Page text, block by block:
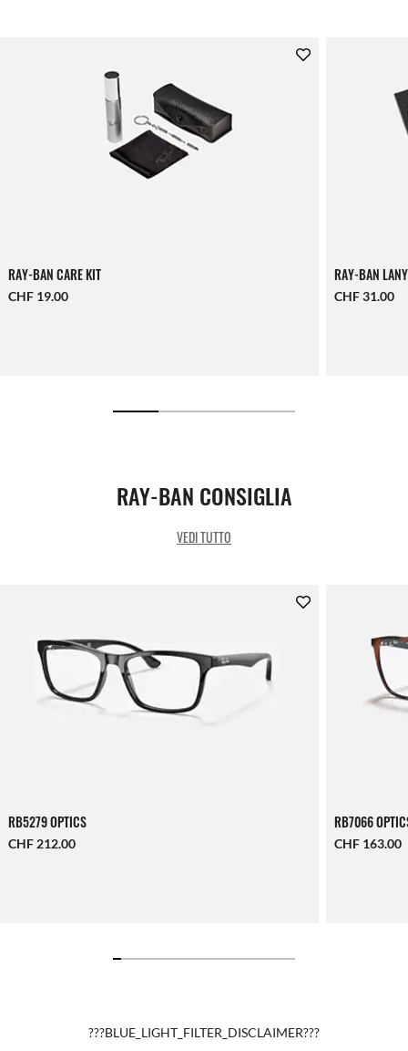
RAY-BAN CARE KIT
CHF 19.00
RAY-BAN
CHF 31.00
RAY-BAN CONSIGLIA
VEDI TUTTO
RB5279 OPTICS
CHF 212.00
RB7066
CHF 163.00
???BLUE_LIGHT_FILTER_DISCLAIMER???